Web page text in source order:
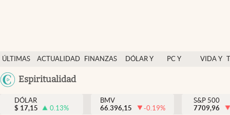
ÚLTIMAS
NOTICIAS
ACTUALIDAD
FINANZAS
DÓLAR Y
PC Y
VIDA Y
México
Espiritualidad
Actualidad
Finanzas y economía
Dólar y mercados
DÓLAR
$ 17,15 0.13%
BMV
66.396,15
-0.19%
S&P 500
7709,96